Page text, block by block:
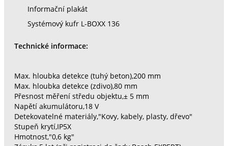
Informační plakát
Systémový kufr L-BOXX 136
Technické informace:
Max. hloubka detekce (tuhý beton),200 mm
Max. hloubka detekce (zdivo),80 mm
Přesnost měření středu objektu,± 5 mm
Napětí akumulátoru,18 V
Detekovatelné materiály,"Kovy, kabely, plasty, dřevo"
Stupeň krytí,IP5X
Hmotnost,"0,6 kg"